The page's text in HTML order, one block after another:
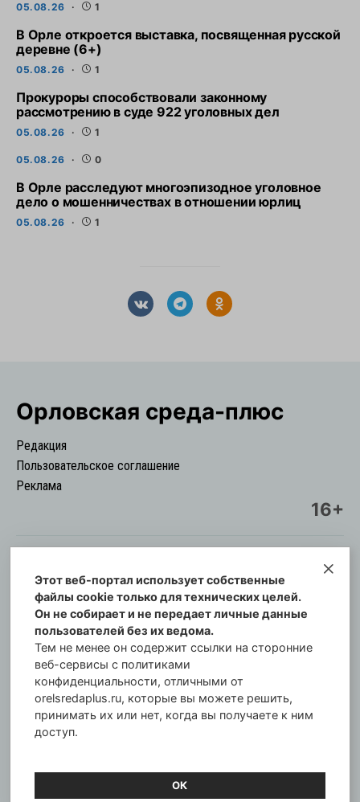
05.08.26 1
В Орле откроется выставка, посвященная русской
деревне (6+)
05.08.26 1
Прокуроры способствовали законному
рассмотрению в суде 922 уголовных дел
05.08.26 1
05.08.26 0
В Орле расследуют многоэпизодное уголовное
дело о мошенничествах в отношении юрлиц
05.08.26 1
Орловская cреда-плюс
Редакция
Пользовательское соглашение
Реклама
16+
© Информационный городской портал
Орловская cреда-плюс, 2021-2026
Свидетельство о регистрации СМИ: ПИ №57-
00254 от 29 октября 2013 г.
Газета зарегистрирована Управлением
Федеральной службы по надзору в сфере связи,
информационных технологий и массовых
коммуникаций по Орловской области.
Главный редактор: Татьяна Филёва
Этот веб-портал использует собственные
файлы cookie только для технических целей.
Он не собирает и не передает личные данные
пользователей без их ведома.
Тем не менее он содержит ссылки на сторонние
веб-сервисы с политиками
конфиденциальности, отличными от
orelsredaplus.ru, которые вы можете решить,
принимать их или нет, когда вы получаете к ним
доступ.
ОК